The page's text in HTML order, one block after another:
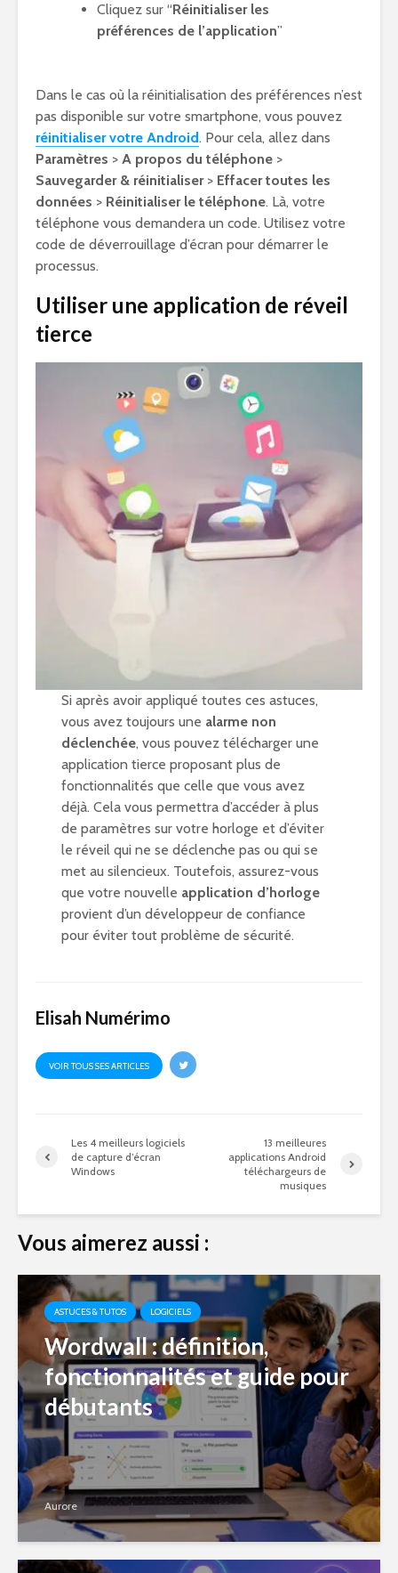
Cliquez sur “Réinitialiser les
préférences de l’application”
Dans le cas où la réinitialisation des préférences n’est
pas disponible sur votre smartphone, vous pouvez
réinitialiser votre Android. Pour cela, allez dans
Paramètres > A propos du téléphone >
Sauvegarder & réinitialiser> Effacer toutes les
données > Réinitialiser le téléphone. Là, votre
téléphone vous demandera un code. Utilisez votre
code de déverrouillage d’écran pour démarrer le
processus.
Utiliser une application de réveil
tierce
Si après avoir appliqué toutes ces astuces,
vous avez toujours une alarme non
déclenchée, vous pouvez télécharger une
application tierce proposant plus de
fonctionnalités que celle que vous avez
déjà. Cela vous permettra d’accéder à plus
de paramètres sur votre horloge et d’éviter
le réveil qui ne se déclenche pas ou qui se
met au silencieux. Toutefois, assurez-vous
que votre nouvelle application d’horloge
provient d’un développeur de confiance
pour éviter tout problème de sécurité.
Elisah Numérimo
VOIR TOUS SES ARTICLES
Les 4 meilleurs logiciels
de capture d’écran
Windows
13 meilleures
applications Android
téléchargeurs de
musiques
Vous aimerez aussi :
ASTUCES & TUTOS LOGICIELS
Wordwall : définition,
fonctionnalités et guide pour
débutants
Aurore